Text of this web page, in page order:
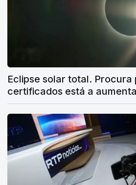
Eclipse solar total. Procura
certificados está a